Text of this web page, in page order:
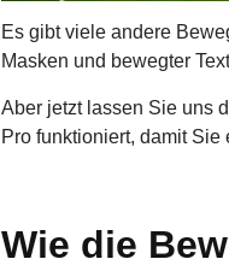
Es gibt viele andere
Masken und bewegter
Aber jetzt lassen Sie uns
Pro funktioniert, damit
Wie die